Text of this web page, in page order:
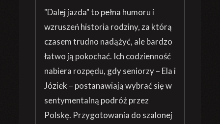
"Dalej jazda" to pełna humoru i
wzruszeń historia rodziny, za którą
czasem trudno nadążyć, ale bardzo
łatwo ją pokochać. Ich codzienność
nabiera rozpędu, gdy seniorzy – Ela i
Józiek – postanawiają wybrać się w
sentymentalną podróż przez
Polskę. Przygotowania do szalonej